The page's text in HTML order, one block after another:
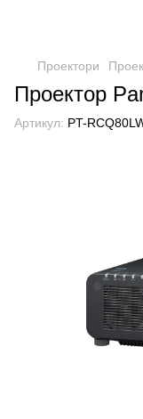
Проектори
Проектор
Артикул: PT-